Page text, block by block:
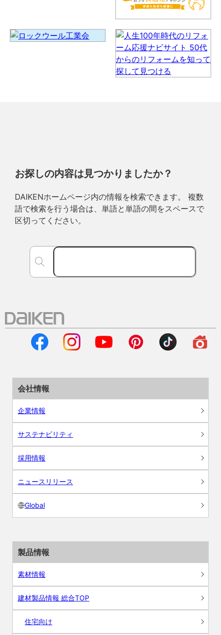
お探しの内容は見つかりましたか？
DAIKENホームページ内の情報を検索できます。 複数
語で検索を行う場合は、単語と単語の間をスペースで
区切ってください。
会社情報
企業情報
サステナビリティ
採用情報
ニュースリリース
Global
製品情報
素材情報
建材製品情報 総合TOP
住宅向け